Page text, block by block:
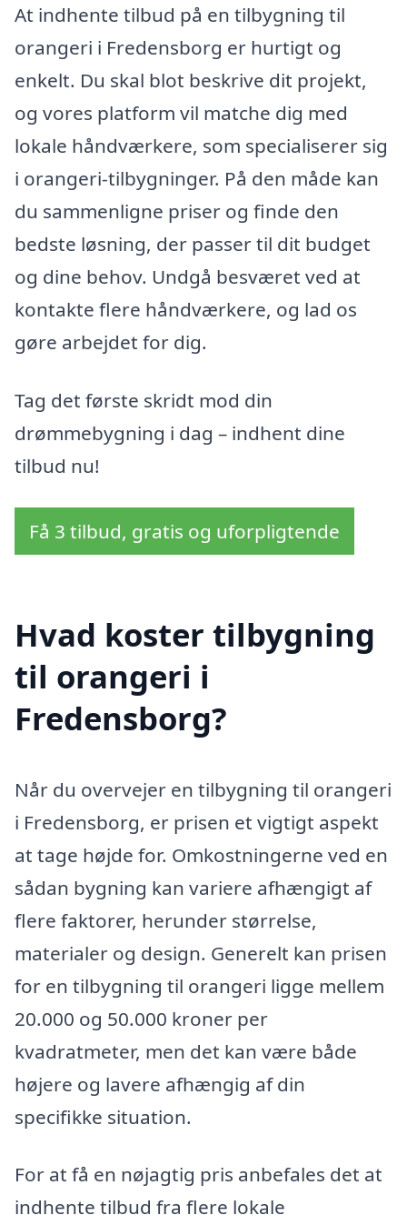
At indhente tilbud på en tilbygning til
orangeri i Fredensborg er hurtigt og
enkelt. Du skal blot beskrive dit projekt,
og vores platform vil matche dig med
lokale håndværkere, som specialiserer sig
i orangeri-tilbygninger. På den måde kan
du sammenligne priser og finde den
bedste løsning, der passer til dit budget
og dine behov. Undgå besværet ved at
kontakte flere håndværkere, og lad os
gøre arbejdet for dig.
Tag det første skridt mod din
drømmebygning i dag – indhent dine
tilbud nu!
Få 3 tilbud, gratis og uforpligtende
Hvad koster tilbygning
til orangeri i
Fredensborg?
Når du overvejer en tilbygning til orangeri
i Fredensborg, er prisen et vigtigt aspekt
at tage højde for. Omkostningerne ved en
sådan bygning kan variere afhængigt af
flere faktorer, herunder størrelse,
materialer og design. Generelt kan prisen
for en tilbygning til orangeri ligge mellem
20.000 og 50.000 kroner per
kvadratmeter, men det kan være både
højere og lavere afhængig af din
specifikke situation.
For at få en nøjagtig pris anbefales det at
indhente tilbud fra flere lokale